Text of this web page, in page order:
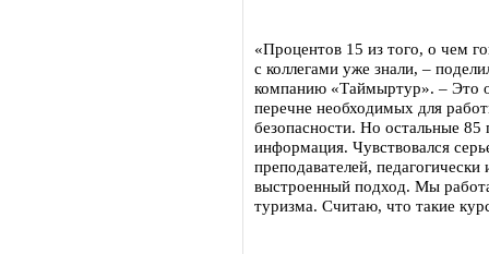
«Процентов 15 из того, о чем
с коллегами уже знали, –
компанию «Таймыртур». – Это
перечне необходимых для
безопасности. Но остальные 85
информация. Чувствовался
преподавателей,
выстроенный подход. Мы
туризма. Считаю, что такие